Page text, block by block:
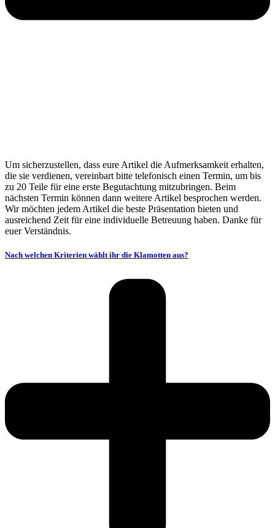
Um sicherzustellen, dass eure Artikel die Aufmerksamkeit erhalten,
die sie verdienen, vereinbart bitte telefonisch einen Termin, um bis
zu 20 Teile für eine erste Begutachtung mitzubringen. Beim
nächsten Termin können dann weitere Artikel besprochen werden.
Wir möchten jedem Artikel die beste Präsentation bieten und
ausreichend Zeit für eine individuelle Betreuung haben. Danke für
euer Verständnis.
Nach welchen Kriterien wählt ihr die Klamotten aus?